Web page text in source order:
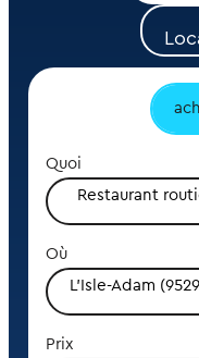
Quoi
Restaurant
Où
L'Isle-Adam
Prix